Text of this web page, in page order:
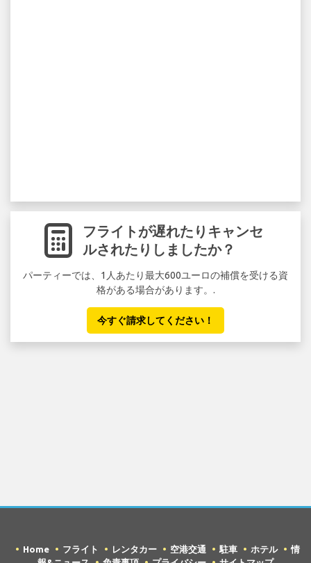
フライトが遅れたりキャンセ
ルされたりしましたか？
パーティーでは、1人あたり最大600ユーロの補償を受ける資
格がある場合があります。.
今すぐ請求してください！
Home フライト レンタカー 空港交通 駐車 ホテル
情